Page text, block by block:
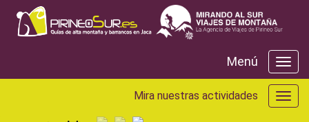
Menú
Menú
Mira
Mira nuestras actividades